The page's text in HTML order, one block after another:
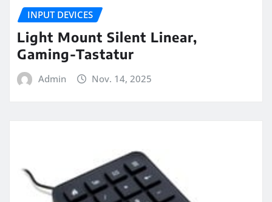
INPUT DEVICES
Light Mount Silent Linear,
Gaming-Tastatur
Admin Nov. 14, 2025